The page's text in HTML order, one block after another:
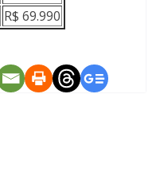
R$ 69.990